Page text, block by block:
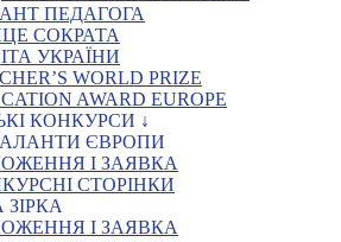
ПЕДАГОГА
СОКРАТА
УКРАЇНИ
WORLD PRIZE
AWARD EUROPE
КОНКУРСИ ↓
ЄВРОПИ
І ЗАЯВКА
СТОРІНКИ
ЗІРКА
І ЗАЯВКА